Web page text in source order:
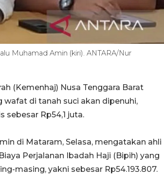
Muhamad Amin (kiri). ANTARA/Nur
(Kemenhaj) Nusa Tenggara Barat
wafat di tanah suci akan dipenuhi,
sebesar Rp54,1 juta.
di Mataram, Selasa, mengatakan ahli
Perjalanan Ibadah Haji (Bipih) yang
masing, yakni sebesar Rp54.193.807.